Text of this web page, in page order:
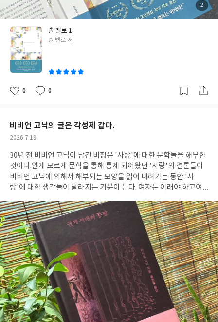
책엔 작가의 창작 해설이 수록되어서 그거 읽는 재미도 쏠쏠하다. 데
뷔 20년 만에 처음 공개하는 창작 비법이라 창작자들에게도 도움이
될 거 같다.
온 내게 마지막 그의 '현실과의 타협'은 살면서 우리 모두가 한 번씩
은 느꼈을 감정이었다고 생각한다.하루 동안 열심히 무언가를 위해
서 발로 뛰었지만 결국 현실 앞에서 좋은 게 좋은 거라고 인정할 수
밖에 없는 일들이 떠올라 약간의 씁쓸함을 남겼다. <노란 집 물려주
기> 알코올에 절어 사는 해티는 늙어가는 자신을 깨달을 때마다 자
신이 물려받은 집을 누군가에게 물려줘야 한다고 생각한다.그러나...
늙을수록 고집스러워지는 대다수 사람의 모습을 해티를 통해 보게
돌아볼 여유가 없다.세상에서 가장 안쓰럽고, 불행한 이는 바로 자
할 수도 없는 이 마음...사람이 자기중심으로 세상을 살면 저렇게 되
는 걸까.. 생각하게 된 작품. <옛날 방식> 가족 간의 갈등은 정말 세
게 계속 미움을 쌓게 된다.그리고 그걸 자존심을 지키는 거라고 생각
한다.그건 죽음 앞에서도 마찬가지다.죽음을 앞두고도 맺힌 마음이
풀리지 않아서 어깃장을 부리는 모습이 안타까우면서도 또 한편으
로 이해가 가는 마음이라니..마음의 앙금은 담아둘 게 아니라 빨리
수록 늪처럼 찐득하게 가라앉게 마련이니까. 잠깐의 불편함을 감수
하고 앙금을 남기지 말자! <은접시> 이해할 수 없는 아버지란 인간
을 여기서 만났다.그런 자식은 많이 봤어도 그런 부모는 가다가다 마
주하는데 본 중 최악 중에 최악.그래도 핏줄이 뭐라고... 놓지를 못하
니~~ 단편인데 장편 같았던 솔 벨로의 작품들.내가 미국인이라면 키
득거리면서 즐겼을 거 같다.그럼에도 인간이란 거기나 여기나 사는
모습은 비슷하고, 느끼는 감정도 비슷하고, 행동거지도 비슷하다.
여기서도 '누군가를 이해하기'가 필요했다.나를 이해하지 못하는
한 그 누구도 이해하지 못한다는 명제. 이 작품 속에 등장하는 주인
공들과 그 주변이들 모두 스스로를 이해한 사람이 없었다.그러니 자
연 그 누구도 이해하지 못할밖에.그럼에도 불구하고 자기는 이해받
첨
부
된
사
2
솔 벨로 1
글
솔 벨로 저
좋
0
댓
0
작
비비언 고닉의 글은 각성제 같다.
작
일
2026.7.19
30년 전 비비언 고닉이 남긴 비평은 '사랑'에 대한 문학들을 해부한
것이다.알게 모르게 문학을 통해 통제 되어왔던 '사랑'의 결론들이
비비언 고닉에 의해서 해부되는 모양을 읽어 내려가는 동안 '사
랑'에 대한 생각들이 달라지는 기분이 든다. 여자는 이래야 하고여
고, 젠틀한데 여자의 마음까지도 이해해 주는 남자.라는 고리타분한
공식을 과감하게 내치고여자의 행복은 여자 스스로 결정할 수 있어
야 하고, 여자의 마음에서 우러나는 자유의지를 존중할 때 비로소
'사랑'이라는 것도 존재한다는 뜻으로 해석되는 비비언 고닉이 글
들이 아직도 신선하다는 사실에 소름이 돋는다. 이 책에 담긴 글들이
30년이라는 간극이 있고우리도 모르게 세월에 따라 달라진 생각들
과 상황들이 있으니 이 글들이 지금에 어떻게 읽히는지는 온전히 독
자의 몫일 것이다. 다만30년 전 이런 생각들을 했었던 비비언 고닉
에 대해 다시금 생각할 수 있는 시간이었고, 나는 그게 좋았다.굳어
진 생각의 틀을 깨는 분들의 글은 언제나 달다.. 다이애나의 용기는
대단하다. 부족한 것은 자기 인식이다. 조지 메러디스의 <크로스웨